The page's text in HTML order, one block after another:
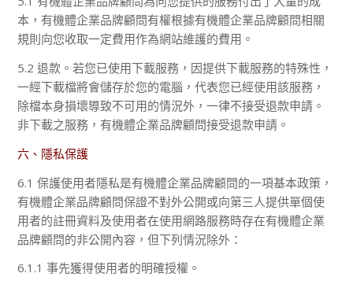
本，有機體企業品牌顧問有權根據有機體企業品牌顧問相關
規則向您收取一定費用作為網站維護的費用。
5.2 退款。若您已使用下載服務，因提供下載服務的特殊性，
一經下載檔將會儲存於您的電腦，代表您已經使用該服務，
除檔本身損壞導致不可用的情況外，一律不接受退款申請。
非下載之服務，有機體企業品牌顧問接受退款申請。
六、隱私保護
6.1 保護使用者隱私是有機體企業品牌顧問的一項基本政策，
有機體企業品牌顧問保證不對外公開或向第三人提供單個使
用者的註冊資料及使用者在使用網路服務時存在有機體企業
品牌顧問的非公開內容，但下列情況除外：
6.1.1 事先獲得使用者的明確授權。